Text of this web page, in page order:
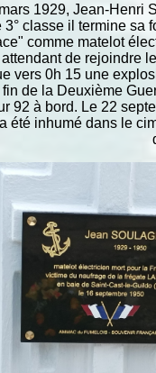
1929, Jean-Henri
3° classe il termine sa
comme matelot
attendant de
vers 0h 15 une
de la Deuxième
92 à bord. Le 22
été inhumé dans le